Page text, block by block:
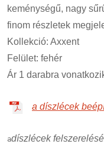
keménységű, nagy
finom részletek
Kollekció: Axxent
Felület: fehér
Ár 1 darabra
a díszlécek
adíszlécek